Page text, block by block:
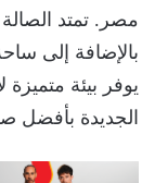
يوفر بيئة
الجديدة بأفضل